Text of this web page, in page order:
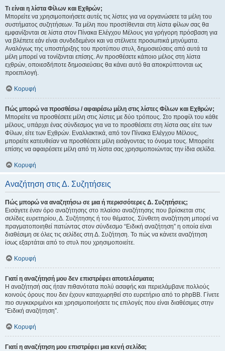
Τι είναι η λίστα Φίλων και Εχθρών;
Μπορείτε να χρησιμοποιήσετε αυτές τις λίστες για να οργανώσετε τα μέλη του
συστήματος συζητήσεων. Τα μέλη που προστίθενται στη λίστα φίλων σας θα
εμφανίζονται σε λίστα στον Πίνακα Ελέγχου Μέλους για γρήγορη πρόσβαση για
να βλέπετε εάν είναι συνδεδεμένοι και να στέλνετε προσωπικά μηνύματα.
Αναλόγως της υποστήριξης του προτύπου στυλ, δημοσιεύσεις από αυτά τα
μέλη μπορεί να τονίζονται επίσης. Αν προσθέσετε κάποιο μέλος στη λίστα
εχθρών, οποιεσδήποτε δημοσιεύσεις θα κάνει αυτό θα αποκρύπτονται ως
προεπιλογή.
Κορυφή
Πώς μπορώ να προσθέσω / αφαιρέσω μέλη στις λίστες Φίλων και Εχθρών;
Μπορείτε να προσθέσετε μέλη στις λίστες με δύο τρόπους. Στο προφίλ του κάθε
μέλους, υπάρχει ένας σύνδεσμος για να το προσθέσετε στη λίστα σας είτε των
Φίλων, είτε των Εχθρών. Εναλλακτικά, από τον Πίνακα Ελέγχου Μέλους,
μπορείτε κατευθείαν να προσθέσετε μέλη εισάγοντας το όνομα τους. Μπορείτε
επίσης να αφαιρέσετε μέλη από τη λίστα σας χρησιμοποιώντας την ίδια σελίδα.
Κορυφή
Αναζήτηση στις Δ. Συζητήσεις
Πώς μπορώ να αναζητήσω σε μια ή περισσότερες Δ. Συζητήσεις;
Εισάγετε έναν όρο αναζήτησης στο πλαίσιο αναζήτησης που βρίσκεται στις
σελίδες ευρετηρίου, Δ. Συζήτησης ή του θέματος. Σύνθετη αναζήτηση μπορεί να
πραγματοποιηθεί πατώντας στον σύνδεσμο “Ειδική αναζήτηση” η οποία είναι
διαθέσιμη σε όλες τις σελίδες στη Δ. Συζήτηση. Το πώς να κάνετε αναζήτηση
ίσως εξαρτάται από το στυλ που χρησιμοποιείτε.
Κορυφή
Γιατί η αναζήτησή μου δεν επιστρέφει αποτελέσματα;
Η αναζήτησή σας ήταν πιθανότατα πολύ ασαφής και περιελάμβανε πολλούς
κοινούς όρους που δεν έχουν καταχωρηθεί στο ευρετήριο από το phpBB. Γίνετε
πιο συγκεκριμένοι και χρησιμοποιήσετε τις επιλογές που είναι διαθέσιμες στην
“Ειδική αναζήτηση”.
Κορυφή
Γιατί η αναζήτηση μου επιστρέφει μια κενή σελίδα;